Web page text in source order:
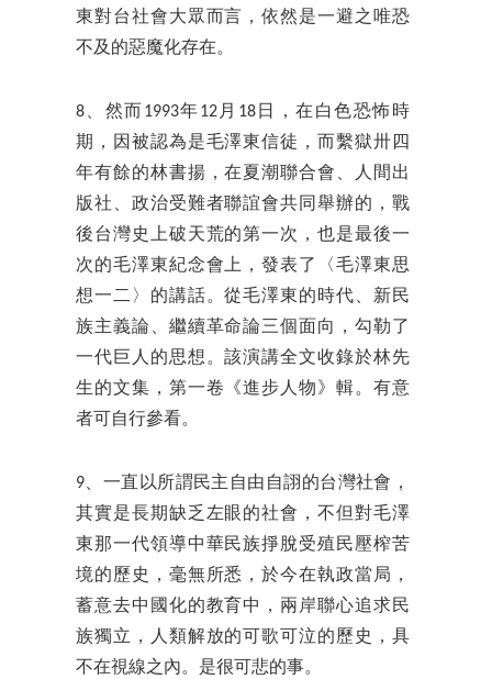
東對台社會大眾而言，依然是一避之唯恐
不及的惡魔化存在。
8、然而1993年12月18日，在白色恐怖時
期，因被認為是毛澤東信徒，而繫獄卅四
年有餘的林書揚，在夏潮聯合會、人間出
版社、政治受難者聯誼會共同舉辦的，戰
後台灣史上破天荒的第一次，也是最後一
次的毛澤東紀念會上，發表了〈毛澤東思
想一二〉的講話。從毛澤東的時代、新民
族主義論、繼續革命論三個面向，勾勒了
一代巨人的思想。該演講全文收錄於林先
生的文集，第一卷《進步人物》輯。有意
者可自行參看。
9、一直以所謂民主自由自詡的台灣社會，
其實是長期缺乏左眼的社會，不但對毛澤
東那一代領導中華民族掙脫受殖民壓榨苦
境的歷史，毫無所悉，於今在執政當局，
蓄意去中國化的教育中，兩岸聯心追求民
族獨立，人類解放的可歌可泣的歷史，具
不在視線之內。是很可悲的事。